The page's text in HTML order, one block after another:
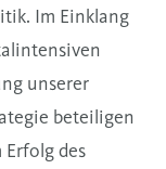
Im Einklang
unserer
beteiligen
des